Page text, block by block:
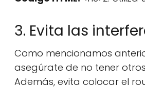
3. Evita las
Como mencionamos
asegúrate de no tener
Además, evita colocar el